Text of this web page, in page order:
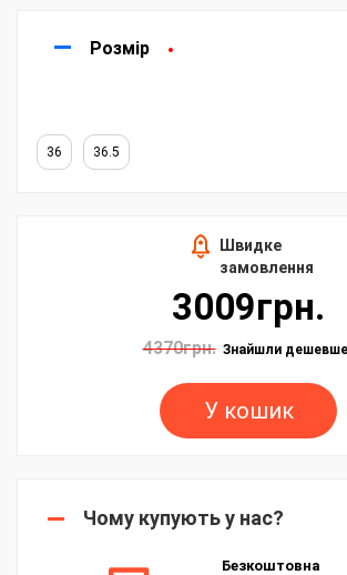
Розмір
36 36.5
Швидке
замовлення
3009грн.
4370грн. Знайшли
У кошик
Чому купують у нас?
Безкоштовна